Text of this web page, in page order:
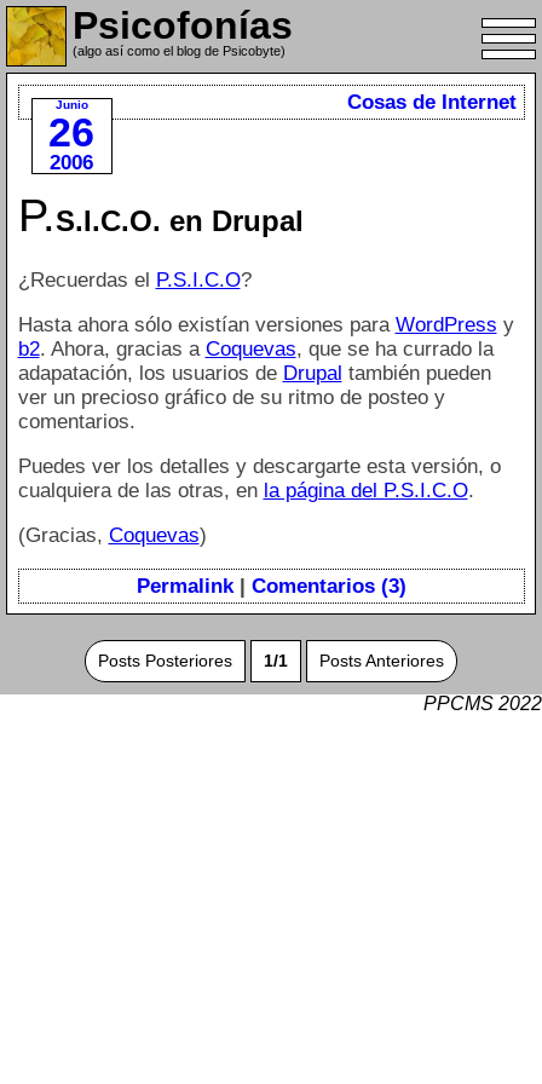
Psicofonías
(algo así como el blog de Psicobyte)
Junio
26
2006
Cosas de Internet
P.S.I.C.O. en Drupal
¿Recuerdas el P.S.I.C.O?
Hasta ahora sólo existían versiones para WordPress y
b2. Ahora, gracias a Coquevas, que se ha currado la
adapatación, los usuarios de Drupal también pueden
ver un precioso gráfico de su ritmo de posteo y
comentarios.
Puedes ver los detalles y descargarte esta versión, o
cualquiera de las otras, en la página del P.S.I.C.O.
(Gracias, Coquevas)
Permalink| Comentarios (3)
Posts Posteriores 1/1 Posts Anteriores
PPCMS 2022